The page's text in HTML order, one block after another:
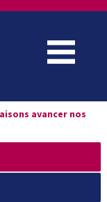
avancer nos